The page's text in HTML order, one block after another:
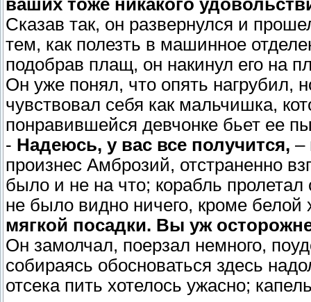
ваших тоже никакого
Сказав так, он развернулся и
тем, как полезть в машинное
подобрав плащ, он накинул его на
Он уже понял, что опять нагрубил,
чувствовал себя как мальчишка,
понравившейся девчонке бьет ее
- Надеюсь, у вас все получится, –
произнес Амброзий, отстраненно
было и не на что; корабль пролетал
не было видно ничего, кроме
мягкой посадки. Вы уж
Он замолчал, поерзал немного,
собираясь обосноваться здесь
отсека пить хотелось ужасно;